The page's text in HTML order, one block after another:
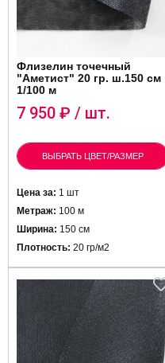
Флизелин точечный
"Аметист" 20 гр. ш.150 см
1/100 м
7 950 ₽ / шт.
ВЫБРАТЬ ЦВЕТ/РАЗМЕР
Цена за: 1 шт
Метраж: 100 м
Ширина: 150 см
Плотность: 20 гр/м2